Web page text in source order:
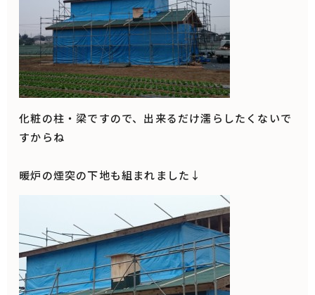
化粧の柱・梁ですので、出来るだけ濡らしたくないで
すからね
暖炉の煙突の下地も組まれました↓